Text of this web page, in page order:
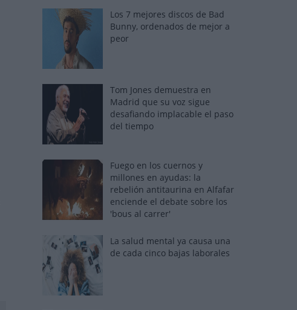
Los 7 mejores discos de Bad
Bunny, ordenados de mejor a
peor
Tom Jones demuestra en
Madrid que su voz sigue
desafiando implacable el paso
del tiempo
Fuego en los cuernos y
millones en ayudas: la
rebelión antitaurina en Alfafar
enciende el debate sobre los
'bous al carrer'
La salud mental ya causa una
de cada cinco bajas laborales